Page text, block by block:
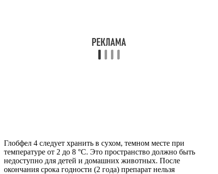
Глобфел 4 следует хранить в сухом, темном месте при
температуре от 2 до 8 °C. Это пространство должно быть
недоступно для детей и домашних животных. После
окончания срока годности (2 года) препарат нельзя